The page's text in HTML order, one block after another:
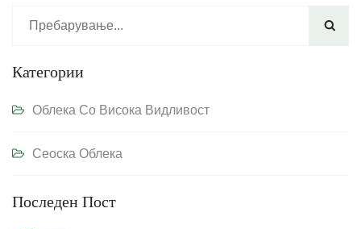

Категории
Облека Со Висока Видливост
Сеоска Облека
Последен Пост